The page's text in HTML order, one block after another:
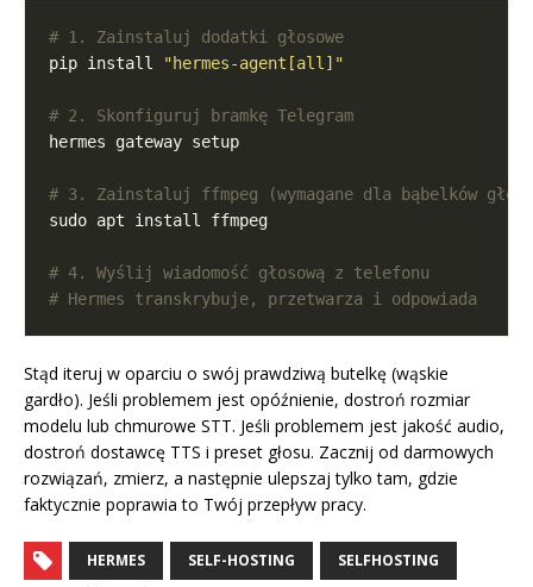
# 1. Zainstaluj dodatki głosowe
pip install
"hermes-agent[all]"
# 2. Skonfiguruj bramkę Telegram
# 3. Zainstaluj ffmpeg (wymagane dla bąbelków
# 4. Wyślij wiadomość głosową z telefonu
# Hermes transkrybuje, przetwarza i odpowiada
Stąd iteruj w oparciu o swój prawdziwą butelkę (wąskie
gardło). Jeśli problemem jest opóźnienie, dostroń rozmiar
modelu lub chmurowe STT. Jeśli problemem jest jakość audio,
dostroń dostawcę TTS i preset głosu. Zacznij od darmowych
rozwiązań, zmierz, a następnie ulepszaj tylko tam, gdzie
faktycznie poprawia to Twój przepływ pracy.
HERMES SELF-HOSTING SELFHOSTING